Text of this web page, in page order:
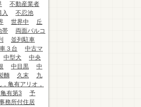
不動産業者
入
不忍池
世界中
丘
帯
両面バルコ
並列駐車
３台
中古マ
中型犬
中央
中目黒
中
麵 久末
九
亀有アリオ，
有第3
予
務所付住居